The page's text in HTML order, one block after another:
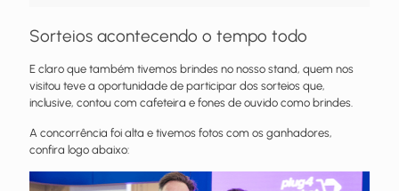
Sorteios acontecendo o tempo todo
E claro que também tivemos brindes no nosso stand, quem nos
visitou teve a oportunidade de participar dos sorteios que,
inclusive, contou com cafeteira e fones de ouvido como brindes.
A concorrência foi alta e tivemos fotos com os ganhadores,
confira logo abaixo: